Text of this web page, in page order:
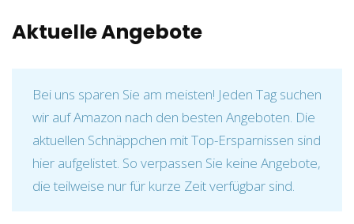
Aktuelle Angebote
Bei uns sparen Sie am meisten! Jeden Tag suchen
wir auf Amazon nach den besten Angeboten. Die
aktuellen Schnäppchen mit Top-Ersparnissen sind
hier aufgelistet. So verpassen Sie keine Angebote,
die teilweise nur für kurze Zeit verfügbar sind.